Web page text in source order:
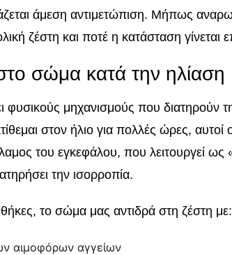
άμεση αντιμετώπιση. Μήπως
ζέστη και ποτέ η κατάσταση γίνεται
σώμα κατά την ηλίαση
φυσικούς μηχανισμούς που διατηρούν
στον ήλιο για πολλές ώρες, αυτοί
του εγκεφάλου, που λειτουργεί
την ισορροπία.
το σώμα μας αντιδρά στη ζέστη με:
αιμοφόρων αγγείων